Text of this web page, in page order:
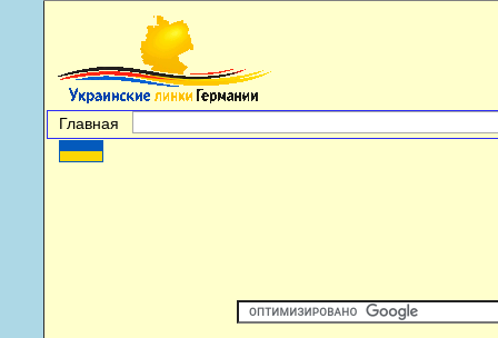
Главная